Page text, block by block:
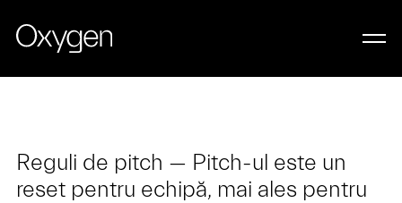
Reguli de pitch — Pitch-ul este un
reset pentru echipă, mai ales pentru